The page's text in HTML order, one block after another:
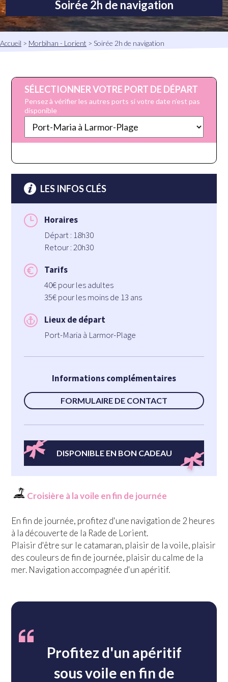
Soirée 2h de navigation
Fil
Accueil Morbihan - Lorient Soirée 2h de navigation
LES INFOS CLÉS
Horaires
Départ : 18h30
Retour : 20h30
Tarifs
40€ pour les adultes
35€ pour les moins de 13 ans
Lieux de départ
Port-Maria à Larmor-Plage
Informations complémentaires
FORMULAIRE DE CONTACT
DISPONIBLE EN BON CADEAU
SÉLECTIONNER VOTRE PORT DE DÉPART
Pensez à vérifier les autres ports si votre date n’est pas
disponible
Croisière à la voile en fin de journée
En fin de journée, profitez d'une navigation de 2 heures
à la découverte de la Rade de Lorient.
Plaisir d'être sur le catamaran, plaisir de la voile, plaisir
des couleurs de fin de journée, plaisir du calme de la
mer. Navigation accompagnée d'un apéritif.
Profitez d'un apéritif
sous voile en fin de